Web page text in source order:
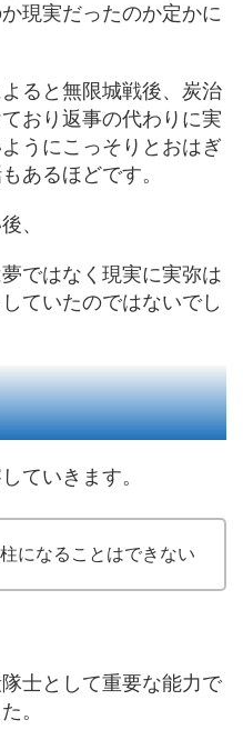
現実だったのか定かに
ると無限城戦後、炭治
おり返事の代わりに実
うにこっそりとおはぎ
あるほどです。
、
ではなく現実に実弥は
ていたのではないでし
ていきます。
になることはできない
士として重要な能力で
。